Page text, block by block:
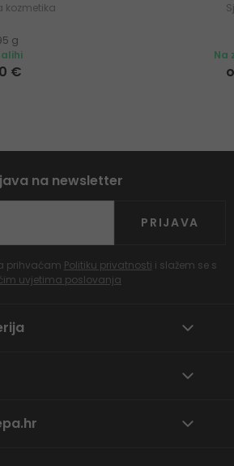
kozmetika
g
€
Na
na newsletter
PRIJAVA
prihvaćam Politiku privatnosti i slažem se s
uvjetima poslovanja